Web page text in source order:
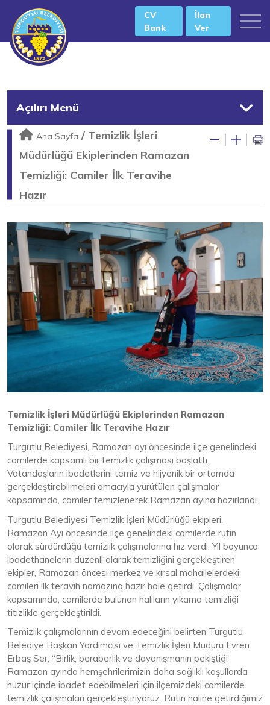
CV
Bank
İlan
Ver
Açılırı Menü
Ana Sayfa / Temizlik İşleri
Müdürlüğü Ekiplerinden Ramazan
Temizliği: Camiler İlk Teravihe
Hazır
Temizlik İşleri Müdürlüğü Ekiplerinden Ramazan
Temizliği: Camiler İlk Teravihe Hazır
Turgutlu Belediyesi, Ramazan ayı öncesinde ilçe genelindeki
camilerde kapsamlı bir temizlik çalışması başlattı.
Vatandaşların ibadetlerini temiz ve hijyenik bir ortamda
gerçekleştirebilmeleri amacıyla yürütülen çalışmalar
kapsamında, camiler temizlenerek Ramazan ayına hazırlandı.
Turgutlu Belediyesi Temizlik İşleri Müdürlüğü ekipleri,
Ramazan Ayı öncesinde ilçe genelindeki camilerde rutin
olarak sürdürdüğü temizlik çalışmalarına hız verdi. Yıl boyunca
ibadethanelerin düzenli olarak temizliğini gerçekleştiren
ekipler, Ramazan öncesi merkez ve kırsal mahallelerdeki
camileri ilk teravih namazına hazır hale getirdi. Çalışmalar
kapsamında, camilerde bulunan halıların yıkama temizliği
titizlikle gerçekleştirildi.
Temizlik çalışmalarının devam edeceğini belirten Turgutlu
Belediye Başkan Yardımcısı ve Temizlik İşleri Müdürü Evren
Erbaş Ser, “Birlik, beraberlik ve dayanışmanın pekiştiği
Ramazan ayında hemşehrilerimizin daha sağlıklı koşullarda
huzur içinde ibadet edebilmeleri için ilçemizdeki camilerde
temizlik çalışmaları gerçekleştiriyoruz. Rutin haline getirdiğimiz